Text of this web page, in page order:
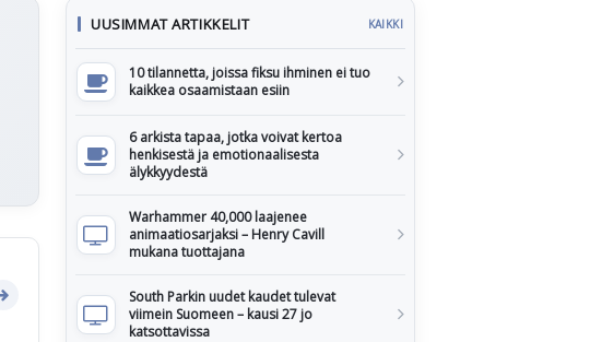
UUSIMMAT ARTIKKELIT KAIKKI
10 tilannetta, joissa fiksu ihminen ei tuo
kaikkea osaamistaan esiin
6 arkista tapaa, jotka voivat kertoa
henkisestä ja emotionaalisesta
älykkyydestä
Warhammer 40,000 laajenee
animaatiosarjaksi – Henry Cavill
mukana tuottajana
South Parkin uudet kaudet tulevat
viimein Suomeen – kausi 27 jo
katsottavissa